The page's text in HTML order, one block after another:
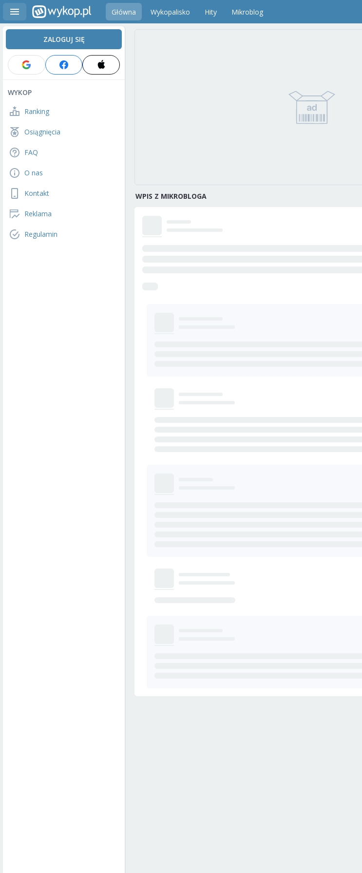
Główna Wykopalisko Hity Mikroblog
ZALOGUJ SIĘ
WYKOP
Ranking
Osiągnięcia
FAQ
O nas
Kontakt
Reklama
Regulamin
WPIS Z MIKROBLOGA